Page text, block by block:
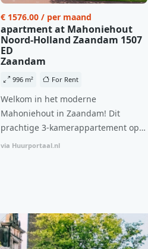
€ 1576.00 / per maand
apartment at Mahoniehout
Noord-Holland Zaandam 1507
ED
Zaandam
996 m² For Rent
Welkom in het moderne
Mahoniehout in Zaandam! Dit
prachtige 3-kamerappartement op
de 6e verdieping biedt een ideale
van €107,50 per maand is dit een
geweldige kans voor professionals
die op zoek zijn naar een woning die
via Huurportaal.nl